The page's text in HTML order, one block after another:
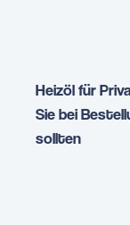
Heizöl für
Sie bei
sollten